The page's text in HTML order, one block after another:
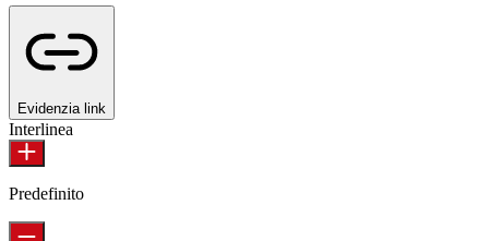
Evidenzia link
Interlinea
Predefinito